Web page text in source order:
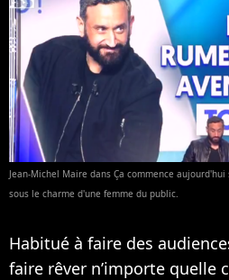
Jean-Michel Maire dans Ça commence
sous le charme d'une femme du public.
Habitué à faire des
faire rêver n’importe quelle